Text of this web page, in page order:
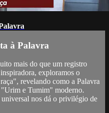
à Palavra
mais do que um registro
exploramos o
revelando como a Palavra
"Urim e Tumim" moderno.
nos dá o privilégio de